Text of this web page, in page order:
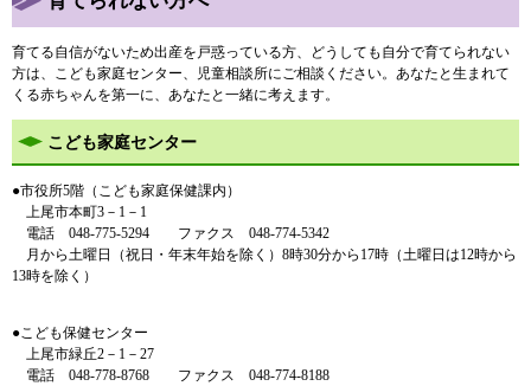
育てる自信がないため出産を戸惑っている方、どうしても自分で育てられない
方は、こども家庭センター、児童相談所にご相談ください。あなたと生まれて
くる赤ちゃんを第一に、あなたと一緒に考えます。
こども家庭センター
​●市役所5階（こども家庭保健課内）
上尾市本町3－1－1
電話 048-775-5294 ファクス 048-774-5342
月から土曜日（祝日・年末年始を除く）8時30分から17時（土曜日は12時から
13時を除く）
●こども保健センター
上尾市緑丘2－1－27
電話 048-778-8768 ファクス 048-774-8188